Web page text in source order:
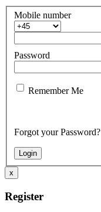
Mobile number
Password
Remember Me
Forgot your Password?
x
Register